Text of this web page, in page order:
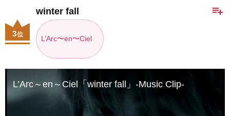
playlist_add
winter fall
L’Arc〜en〜Ciel
3位
L’Arc～en～Ciel「winter fall」-Music Clip-